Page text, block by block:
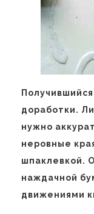
доработки.
нужно
неровные
шпаклевкой.
наждачной
движениями